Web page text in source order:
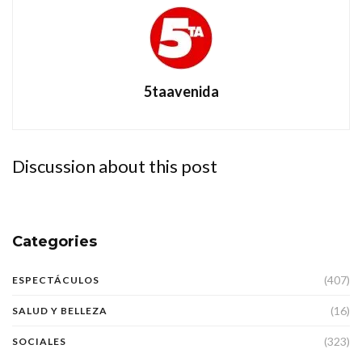
5taavenida
Discussion about this post
Categories
ESPECTÁCULOS (407)
SALUD Y BELLEZA (16)
SOCIALES (323)